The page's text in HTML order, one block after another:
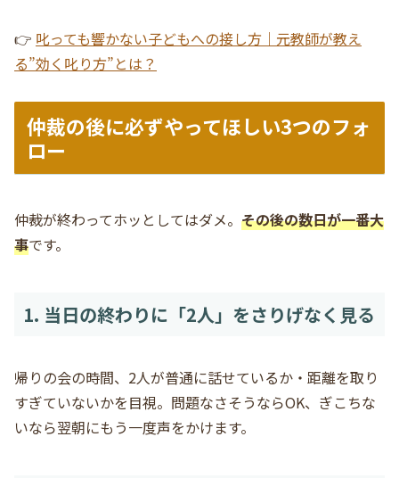
👉 叱っても響かない子どもへの接し方｜元教師が教え
る”効く叱り方”とは？
仲裁の後に必ずやってほしい3つのフォ
ロー
仲裁が終わってホッとしてはダメ。 その後の数日が一番大
事です。
1. 当日の終わりに「2人」をさりげなく見る
帰りの会の時間、2人が普通に話せているか・距離を取り
すぎていないかを目視。問題なさそうならOK、ぎこちな
いなら翌朝にもう一度声をかけます。